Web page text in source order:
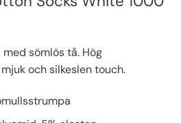
sömlös tå. Hög
och silkeslen touch.